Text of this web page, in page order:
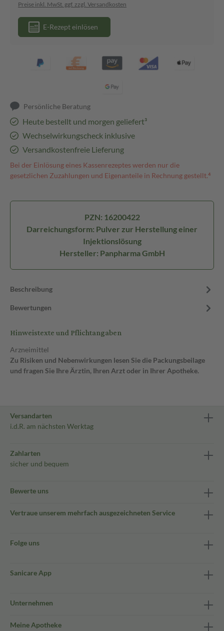
Preise inkl. MwSt. ggf. zzgl. Versandkosten
E-Rezept einlösen
Persönliche Beratung
Heute bestellt und morgen geliefert³
Wechselwirkungscheck inklusive
Versandkostenfreie Lieferung
Bei der Einlösung eines Kassenrezeptes werden nur die
gesetzlichen Zuzahlungen und Eigenanteile in Rechnung gestellt.⁴
PZN: 16200422
Darreichungsform: Pulver zur Herstellung einer
Injektionslösung
Hersteller: Panpharma GmbH
Beschreibung
Bewertungen
Hinweistexte und Pflichtangaben
Arzneimittel
Zu Risiken und Nebenwirkungen lesen Sie die Packungsbeilage
und fragen Sie Ihre Ärztin, Ihren Arzt oder in Ihrer Apotheke.
Versandarten
i.d.R. am nächsten Werktag
Zahlarten
sicher und bequem
Bewerte uns
Vertraue unserem mehrfach ausgezeichneten Service
Folge uns
Sanicare App
Unternehmen
Meine Apotheke